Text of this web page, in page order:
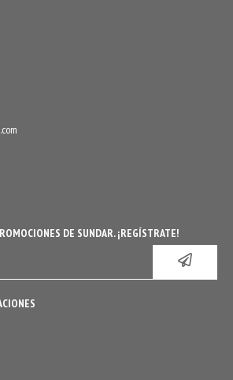
DE SUNDAR. ¡REGÍSTRATE!